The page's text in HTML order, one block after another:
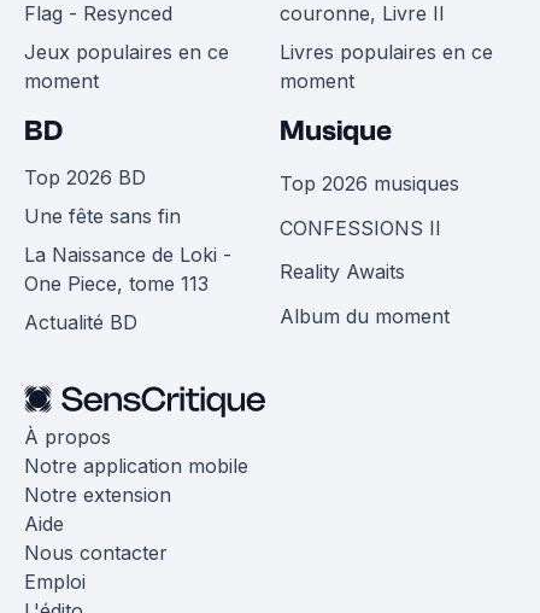
Flag - Resynced
Jeux populaires en ce
moment
couronne, Livre II
Livres populaires en ce
moment
BD
Top 2026 BD
Une fête sans fin
La Naissance de Loki -
One Piece, tome 113
Actualité BD
Musique
Top 2026 musiques
CONFESSIONS II
Reality Awaits
Album du moment
À propos
Notre application mobile
Notre extension
Aide
Nous contacter
Emploi